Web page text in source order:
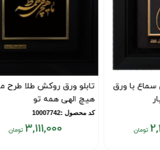
ورق
تابلو ورق روکش طلا طرح ما
هیچ الهی همه تو
کد محصول :10007742
3,111,000